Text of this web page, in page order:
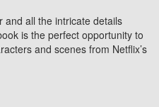
and all the intricate details
is the perfect opportunity to
and scenes from Netflix’s